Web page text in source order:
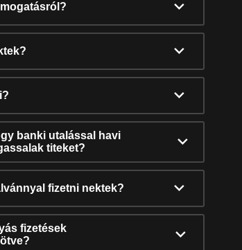
banki utalással havi
titeket?
fizetni nektek?
fizetések